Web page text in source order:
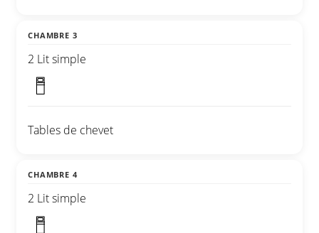
CHAMBRE 3
2 Lit simple
Tables de chevet
CHAMBRE 4
2 Lit simple